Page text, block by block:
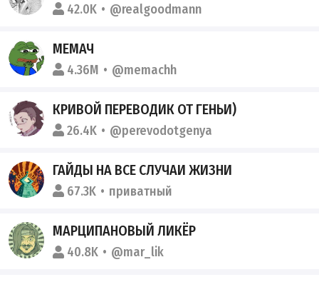
42.0K @realgoodmann
МЕМАЧ
4.36M @memachh
КРИВОЙ ПЕРЕВОДИК ОТ ГЕНЬИ)
26.4K @perevodotgenya
ГАЙДЫ НА ВСЕ СЛУЧАИ ЖИЗНИ
67.3K приватный
МАРЦИПАНОВЫЙ ЛИКЁР
40.8K @mar_lik